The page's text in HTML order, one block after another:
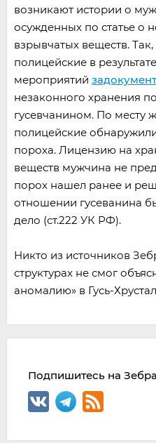
возникают истории о
осужденных по статье о
взрывчатых веществ.
полицейские в
мероприятий
незаконного хранения
гусевчанином. По месту
полицейские
пороха. Лицензию на
веществ мужчина не
порох нашел ранее и
отношении гусеванина
дело (ст.222 УК РФ).
Никто из источников
структурах не смог
аномалию» в Гусь-
Подпишитесь на